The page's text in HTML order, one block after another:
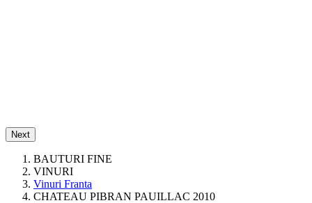
Next
BAUTURI FINE
VINURI
Vinuri Franta
CHATEAU PIBRAN PAUILLAC 2010